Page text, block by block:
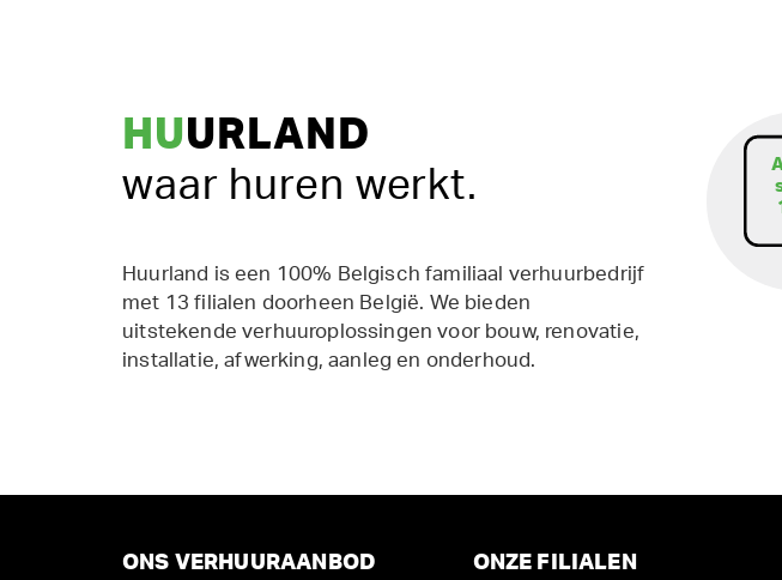
HUURLAND
waar huren werkt.
Huurland is een 100% Belgisch familiaal verhuurbedrijf
met 13 filialen doorheen België. We bieden
uitstekende verhuuroplossingen voor bouw, renovatie,
installatie, afwerking, aanleg en onderhoud.
ONS VERHUURAANBOD ONZE FILIALEN